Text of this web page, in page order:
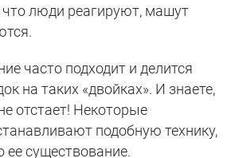
люди реагируют, машут
часто подходит и делится
на таких «двойках». И знаете,
отстает! Некоторые
подобную технику,
существование.